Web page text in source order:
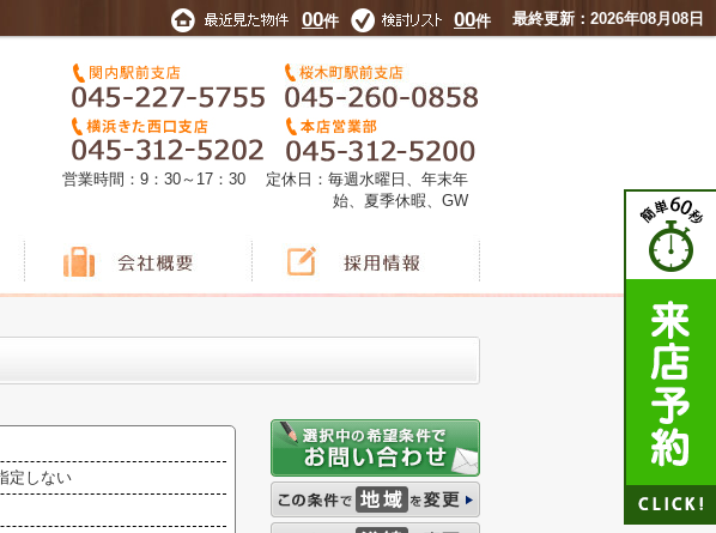
00件 00件 最終更新：2026年08月08日
営業時間：9：30～17：30 定休日：毎週水曜日、年末年
始、夏季休暇、GW
定しない